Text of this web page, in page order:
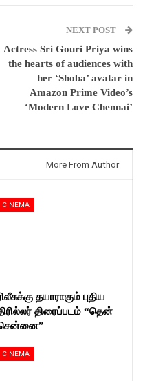
NEXT POST
Actress Sri Gouri Priya wins
the hearts of audiences with
her ‘Shoba’ avatar in
Amazon Prime Video’s
‘Modern Love Chennai’
More From Author
CINEMA
தயாராகும் புதிய
திரைப்படம் “தென்
CINEMA